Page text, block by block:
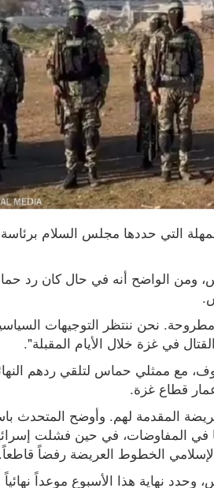
في غزة خلال الأيام المقبلة".
قطاع غزة.
الخطوط العريضة رفضاً قاطعاً.